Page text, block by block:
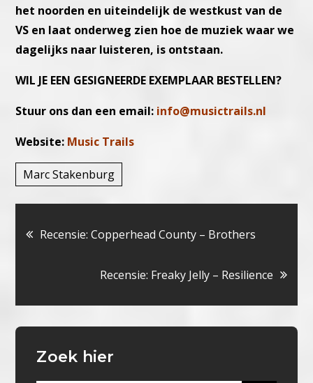
het noorden en uiteindelijk de westkust van de
VS en laat onderweg zien hoe de muziek waar we
dagelijks naar luisteren, is ontstaan.
WIL JE EEN GESIGNEERDE EXEMPLAAR BESTELLEN?
Stuur ons dan een email: info@musictrails.nl
Website: Music Trails
Marc Stakenburg
Bericht
navigatie
Recensie: Copperhead County – Brothers
Recensie: Freaky Jelly – Resilience
Zoek hier